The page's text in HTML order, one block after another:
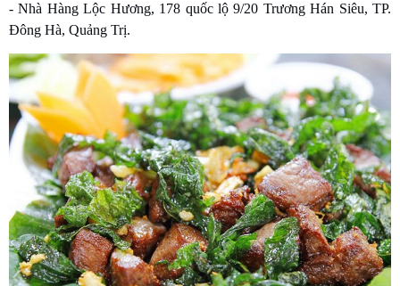
- Nhà Hàng Lộc Hương, 178 quốc lộ 9/20 Trương Hán Siêu, TP.
Đông Hà, Quảng Trị.